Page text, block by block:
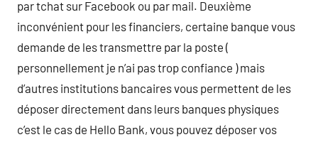
par tchat sur Facebook ou par mail. Deuxième
inconvénient pour les financiers, certaine banque vous
demande de les transmettre par la poste (
personnellement je n’ai pas trop confiance ) mais
d’autres institutions bancaires vous permettent de les
déposer directement dans leurs banques physiques
c’est le cas de Hello Bank, vous pouvez déposer vos